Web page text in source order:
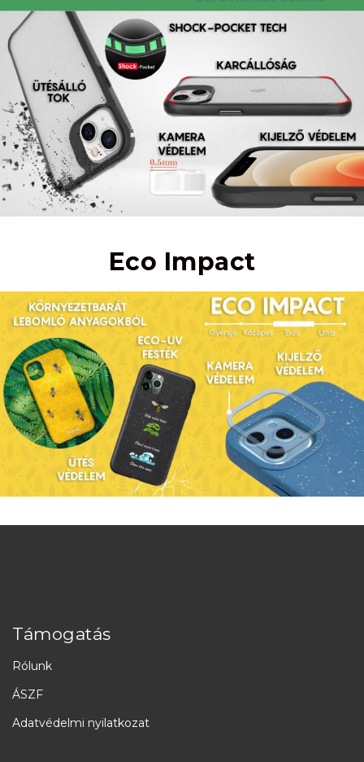
Eco Impact
Támogatás
Rólunk
ÁSZF
Adatvédelmi nyilatkozat